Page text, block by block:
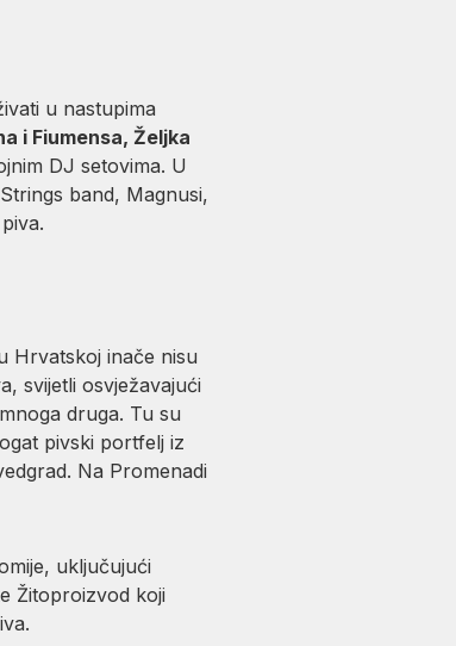
u nastupima
i Fiumensa, Željka
DJ setovima. U
band, Magnusi,
Hrvatskoj inače nisu
svijetli osvježavajući
druga. Tu su
pivski portfelj iz
Na Promenadi
uključujući
Žitoproizvod koji